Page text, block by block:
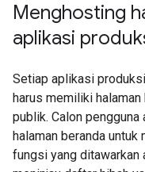
Menghosting
aplikasi
Setiap aplikasi
harus memiliki
publik. Calon
halaman beranda
fungsi yang ditawarkan